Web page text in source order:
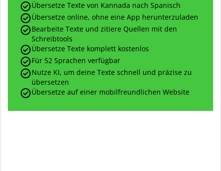
Übersetze Texte von Kannada nach Spanisch
Übersetze online, ohne eine App herunterzuladen
Bearbeite Texte und zitiere Quellen mit den
Schreibtools
Übersetze Texte komplett kostenlos
Für 52 Sprachen verfügbar
Nutze KI, um deine Texte schnell und präzise zu
übersetzen
Übersetze auf einer mobilfreundlichen Website